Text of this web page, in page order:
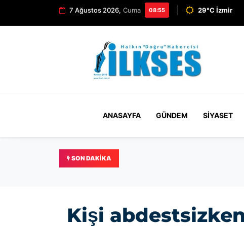
7 Ağustos 2026, Cuma 08:55 29°C İzmir
ANASAYFA GÜNDEM SIYASET
SON DAKIKA
Kişi